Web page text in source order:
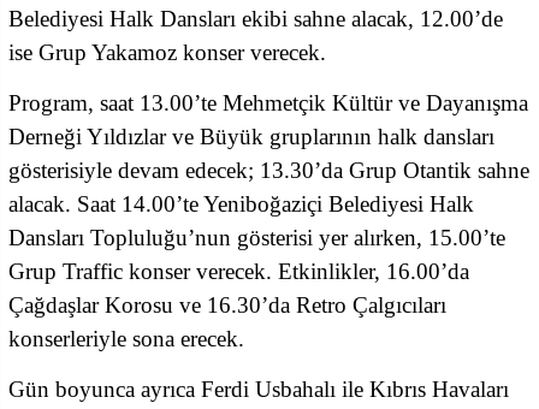
Belediyesi Halk Dansları ekibi sahne alacak, 12.00’de
ise Grup Yakamoz konser verecek.
Program, saat 13.00’te Mehmetçik Kültür ve Dayanışma
Derneği Yıldızlar ve Büyük gruplarının halk dansları
gösterisiyle devam edecek; 13.30’da Grup Otantik sahne
alacak. Saat 14.00’te Yeniboğaziçi Belediyesi Halk
Dansları Topluluğu’nun gösterisi yer alırken, 15.00’te
Grup Traffic konser verecek. Etkinlikler, 16.00’da
Çağdaşlar Korosu ve 16.30’da Retro Çalgıcıları
konserleriyle sona erecek.
Gün boyunca ayrıca Ferdi Usbahalı ile Kıbrıs Havaları